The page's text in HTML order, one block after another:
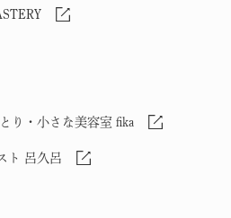
り・小さな美容室 fika
ト 呂久呂